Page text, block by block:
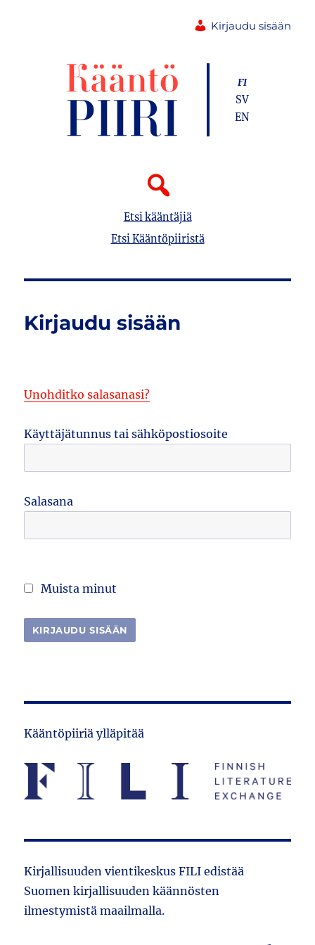
Kirjaudu sisään
Etsi kääntäjiä
Etsi Kääntöpiiristä
FI
SV
EN
Kirjaudu sisään
Unohditko salasanasi?
Käyttäjätunnus tai sähköpostiosoite
Salasana
Muista minut
Kääntöpiiriä ylläpitää
Kirjallisuuden vientikeskus FILI edistää
Suomen kirjallisuuden käännösten
ilmestymistä maailmalla.